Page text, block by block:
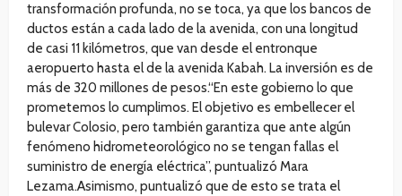
transformación profunda, no se toca, ya que los bancos de
ductos están a cada lado de la avenida, con una longitud
de casi 11 kilómetros, que van desde el entronque
aeropuerto hasta el de la avenida Kabah. La inversión es de
más de 320 millones de pesos.“En este gobierno lo que
prometemos lo cumplimos. El objetivo es embellecer el
bulevar Colosio, pero también garantiza que ante algún
fenómeno hidrometeorológico no se tengan fallas el
suministro de energía eléctrica”, puntualizó Mara
Lezama.Asimismo, puntualizó que de esto se trata el